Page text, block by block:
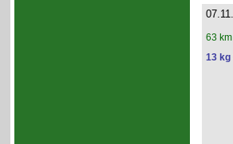
63 km
13 kg